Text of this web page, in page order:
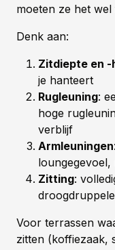
moeten ze het wel
Denk aan:
Zitdiepte en
je hanteert
Rugleuning:
hoge
verblijf
Armleuningen
Zitting:
Voor terrassen
zitten (koffiezaak,